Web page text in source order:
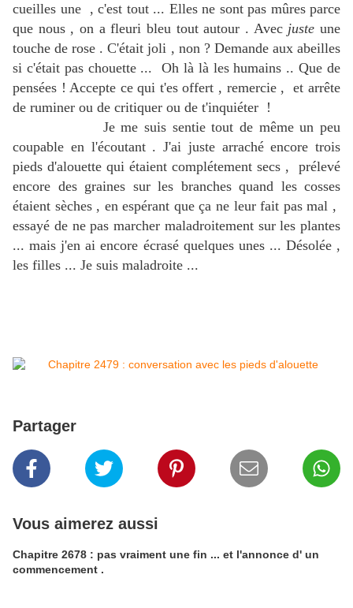
cueilles une , c'est tout ... Elles ne sont pas mûres parce
que nous , on a fleuri bleu tout autour . Avec juste une
touche de rose . C'était joli , non ? Demande aux abeilles
si c'était pas chouette ... Oh là là les humains .. Que de
pensées ! Accepte ce qui t'es offert , remercie , et arrête
de ruminer ou de critiquer ou de t'inquiéter !
Je me suis sentie tout de même un peu
coupable en l'écoutant . J'ai juste arraché encore trois
pieds d'alouette qui étaient complétement secs , prélevé
encore des graines sur les branches quand les cosses
étaient sèches , en espérant que ça ne leur fait pas mal ,
essayé de ne pas marcher maladroitement sur les plantes
... mais j'en ai encore écrasé quelques unes ... Désolée ,
les filles ... Je suis maladroite ...
Partager
Vous aimerez aussi
Chapitre 2678 : pas vraiment une fin ... et l'annonce d' un
commencement .